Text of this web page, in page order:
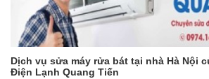
Dịch vụ sửa máy rửa bát tại nhà Hà Nội
Điện Lạnh Quang Tiến